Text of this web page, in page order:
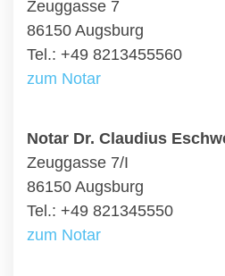
Zeuggasse 7
86150 Augsburg
Tel.: +49 8213455560
zum Notar
Notar Dr. Claudius
Zeuggasse 7/I
86150 Augsburg
Tel.: +49 821345550
zum Notar